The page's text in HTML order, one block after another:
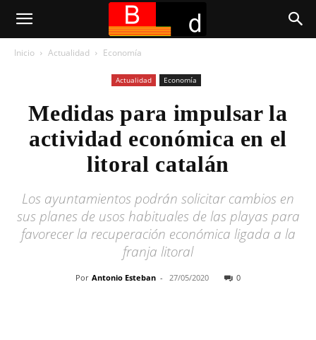
Inicio Actualidad Economía
Actualidad Economía
Medidas para impulsar la
actividad económica en el
litoral catalán
Los ayuntamientos podrán solicitar cambios en
sus planes de usos habituales de las playas para
favorecer la recuperación económica ligada a la
franja litoral
Por Antonio Esteban - 27/05/2020 0